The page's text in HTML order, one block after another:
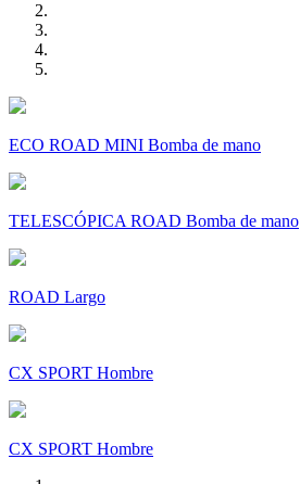
ECO ROAD MINI Bomba de mano
TELESCÓPICA ROAD Bomba de mano
ROAD Largo
CX SPORT Hombre
CX SPORT Hombre